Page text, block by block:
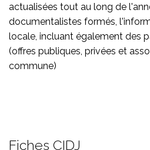
actualisées tout au long de
documentalistes formés,
locale, incluant également des
(offres publiques, privées et
commune)
Fiches CIDJ